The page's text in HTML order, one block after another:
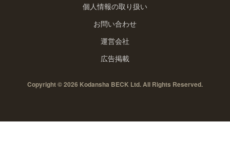
個人情報の取り扱い
お問い合わせ
運営会社
広告掲載
Copyright © 2026 Kodansha BECK Ltd. All Rights Reserved.